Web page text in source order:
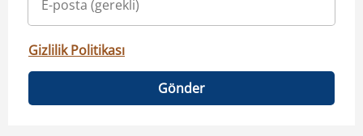
Gizlilik Politikası
Gönder